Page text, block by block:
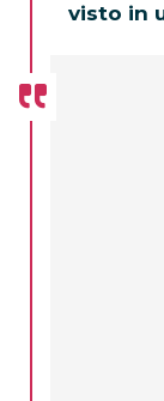
visto in